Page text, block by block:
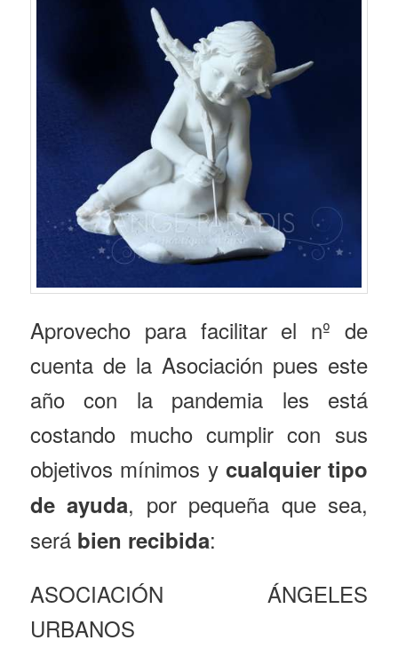
Aprovecho para facilitar el nº de
cuenta de la Asociación pues este
año con la pandemia les está
costando mucho cumplir con sus
objetivos mínimos y cualquier tipo
de ayuda, por pequeña que sea,
será bien recibida:
ASOCIACIÓN ÁNGELES
URBANOS